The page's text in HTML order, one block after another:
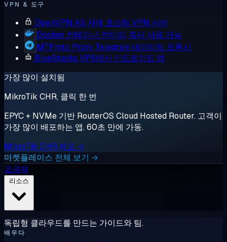
VPN & 도구
OpenVPN AS 자체 호스팅 VPN 서버
Docker 컨테이너 런타임, 즉시 사용 가능
MTProto Proxy Telegram 네이티브 프록시
BlueStacks VPS에서 안드로이드 앱
가장 많이 설치됨
MikroTik CHR, 클릭 한 번
EPYC + NVMe 기반 RouterOS Cloud Hosted Router. 고객이
가장 많이 배포하는 앱. 60초 만에 가동.
MikroTik CHR 배포 →
마켓플레이스 전체 보기 →
요금제
독립형 클라우드를 만드는 가이드와 팀.
배우다